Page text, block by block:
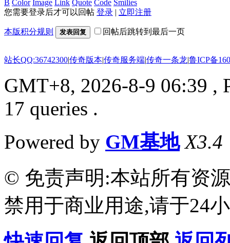
B Color Image Link Quote Code Smilies
您需要登录后才可以回帖 登录 | 立即注册
本版积分规则 发表回复 回帖后跳转到最后一页
站长QQ:36742300|传奇版本|传奇服务端|传奇一条龙|鲁ICP备
GMT+8, 2026-8-9 06:39 ,
17 queries .
Powered by GM基地 X3.4
© 免责声明:本站所有资
禁用于商业用途,请于24